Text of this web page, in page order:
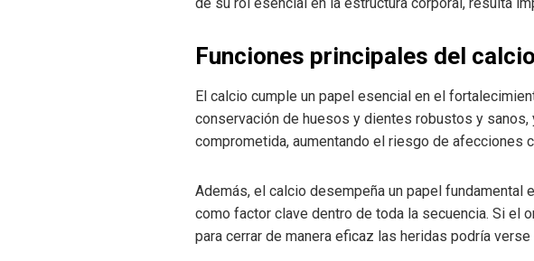
Funciones principales del calcio
El calcio cumple un papel esencial en el
conservación de huesos y dientes robustos y
comprometida, aumentando el riesgo de afecciones
Además, el calcio desempeña un papel fundamental
como factor clave dentro de toda la secuencia. Si el
para cerrar de manera eficaz las heridas podría